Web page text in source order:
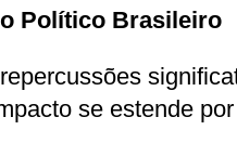
Político Brasileiro
se estende